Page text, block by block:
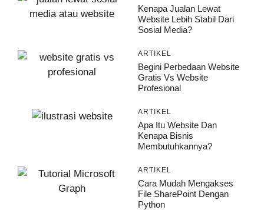
Kenapa Jualan Lewat
Website Lebih Stabil Dari
Sosial Media?
ARTIKEL
Begini Perbedaan Website
Gratis Vs Website
Profesional
ARTIKEL
Apa Itu Website Dan
Kenapa Bisnis
Membutuhkannya?
ARTIKEL
Cara Mudah Mengakses
File SharePoint Dengan
Python